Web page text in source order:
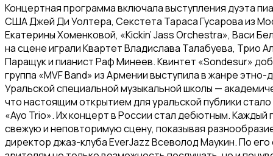
Концертная программа включала выступления дуэта
США Джей Ди Уолтера, Секстета Тараса Гусарова из
Екатерины Хоменковой, «Kickin’ Jass Orchestra», Васи
на сцене играли Квартет Владислава Талабуева, Трио
Паращук и пианист Раф Минеев. Квинтет «Sondesur»
группа «MVF Band» из Армении выступила в жанре
Уральской специальной музыкальной школы —
что настоящим открытием для уральской публики
«Ayo Trio». Их концерт в России стал дебютным.
свежую и неповторимую сцену, показывая
директор джаз-клуба EverJazz Всеволод Маукин. По